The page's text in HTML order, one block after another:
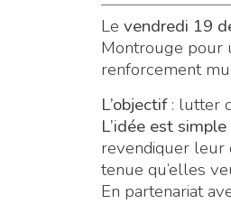
Le vendredi 19
Montrouge pour
renforcement
L’objectif: lutter
L’idée est simple
revendiquer leur
tenue qu’elles
En partenariat